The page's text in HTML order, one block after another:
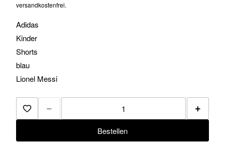
versandkostenfrei.
Adidas
Kinder
Shorts
blau
Lionel Messi
Zur Merkliste hinzufügen
− +
Bestellen